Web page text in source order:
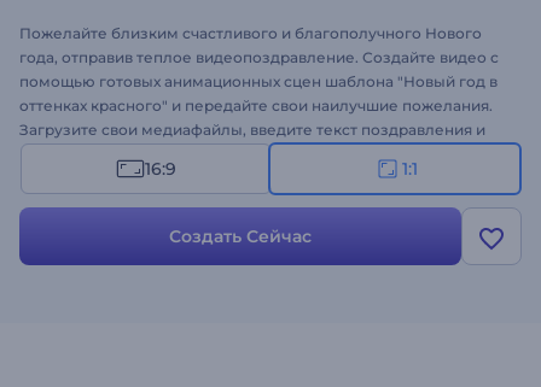
Пожелайте близким счастливого и благополучного Нового
года, отправив теплое видеопоздравление. Создайте видео с
помощью готовых анимационных сцен шаблона "Новый год в
оттенках красного" и передайте свои наилучшие пожелания.
Загрузите свои медиафайлы, введите текст поздравления и
через несколько минут вы получите профессиональную
видеоанимацию. Шаблон идеально подходит для оформления
рекламы, приглашений на праздничные вечеринки и многих
других проектов. Создайте свое видео!
16:9 1:1
Создать Сейчас